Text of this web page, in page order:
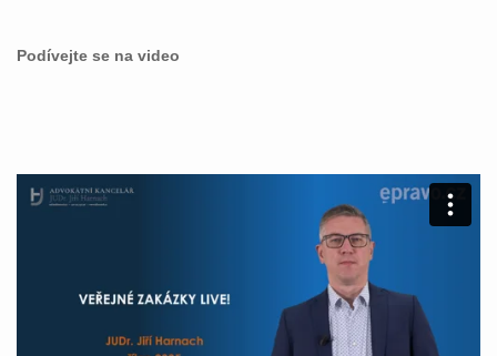
Podívejte se na video